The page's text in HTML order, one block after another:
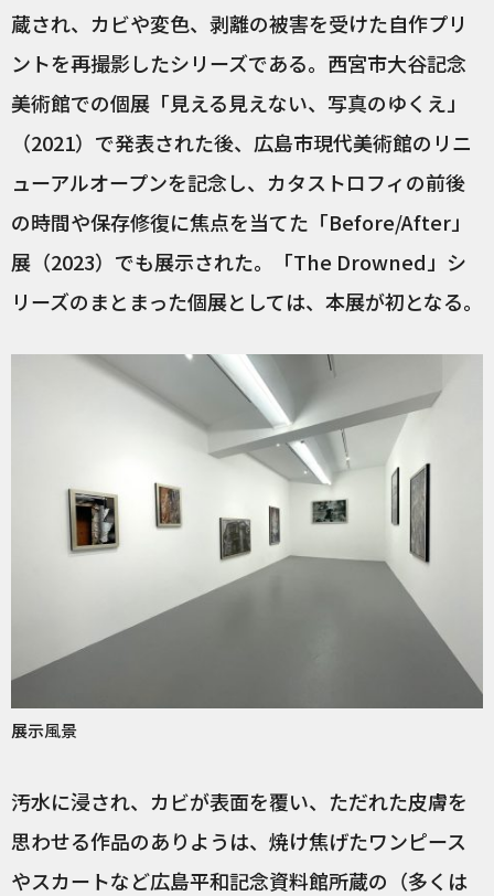
蔵され、カビや変色、剥離の被害を受けた自作プリ
ントを再撮影したシリーズである。西宮市大谷記念
美術館での個展「見える見えない、写真のゆくえ」
（2021）で発表された後、広島市現代美術館のリニ
ューアルオープンを記念し、カタストロフィの前後
の時間や保存修復に焦点を当てた「Before/After」
展（2023）でも展示された。「The Drowned」シ
リーズのまとまった個展としては、本展が初となる。
展示風景
汚水に浸され、カビが表面を覆い、ただれた皮膚を
思わせる作品のありようは、焼け焦げたワンピース
やスカートなど広島平和記念資料館所蔵の（多くは